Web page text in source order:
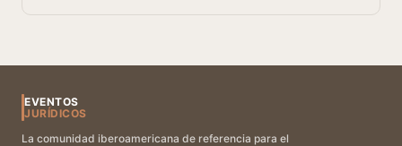
EVENTOS
JURÍDICOS
La comunidad iberoamericana de referencia para el